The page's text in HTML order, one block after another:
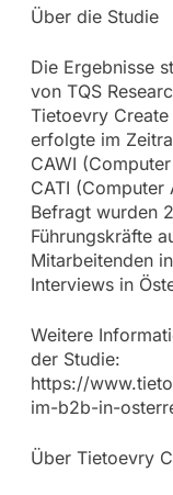
Über die Studie
Die Ergebnisse
von TQS
Tietoevry
erfolgte im
CAWI
CATI (Computer
Befragt wurden
Führungskräfte
Mitarbeitenden
Interviews in
Weitere
der Studie:
https://
im-b2b-in-
Über Tietoevry